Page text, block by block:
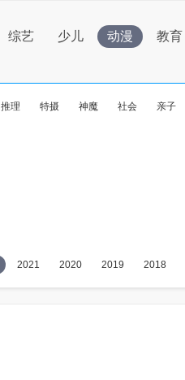
综艺 少儿 动漫 教育
推理 特摄 神魔 社会 亲子
2021 2020 2019 2018